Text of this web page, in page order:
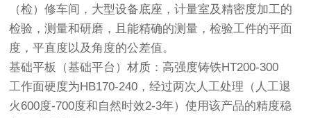
（检）修车间，大型设备底座，计量室及精密度加工的
检验，测量和研磨，且能精确的测量，检验工件的平面
度，平直度以及角度的公差值。
基础平板（基础平台）材质：高强度铸铁HT200-300
工作面硬度为HB170-240，经过两次人工处理（人工退
火600度-700度和自然时效2-3年）使用该产品的精度稳